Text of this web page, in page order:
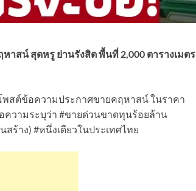
าสน์ สุดหรู ย่านรังสิต พื้นที่ 2,000 ตารางเมตร
พสต์ข้อความประกาศขายคฤหาสน์ ในราคา
วามระบุว่า #ขายด่วนขาดทุนร้อยล้าน
ร้าง) #หนึ่งเดียวในประเทศไทย